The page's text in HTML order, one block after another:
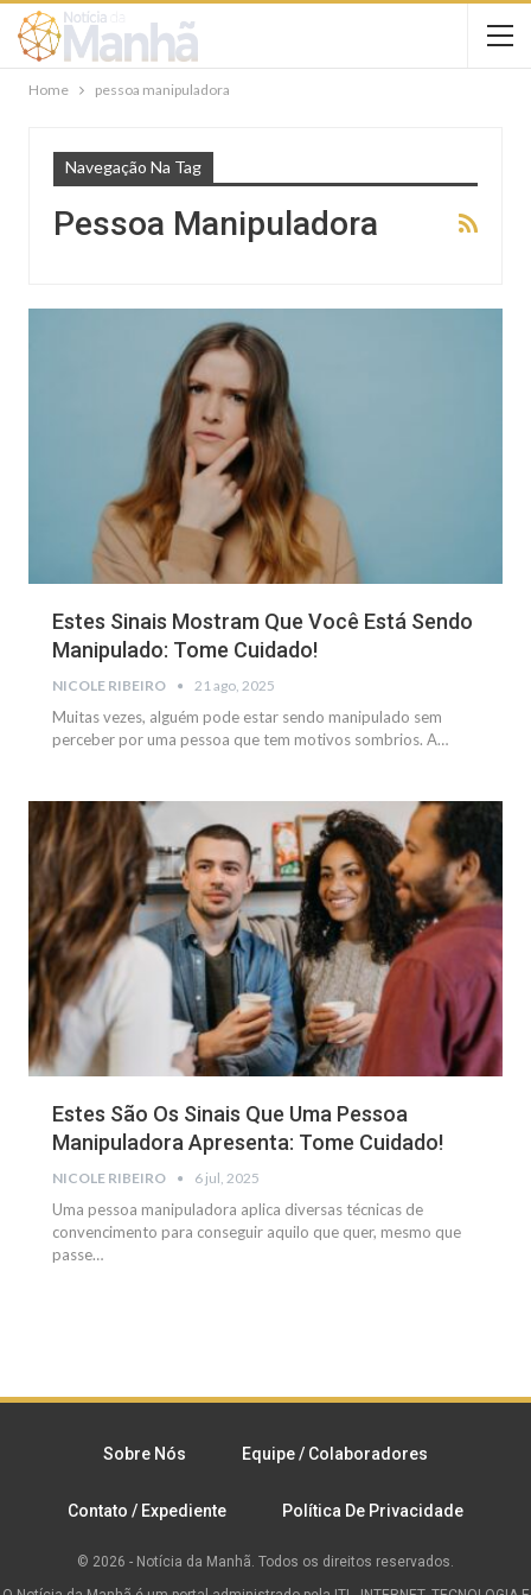
Home pessoa manipuladora
Navegação Na Tag
Pessoa Manipuladora
Estes Sinais Mostram Que Você Está Sendo
Manipulado: Tome Cuidado!
NICOLE RIBEIRO 21 ago, 2025
Muitas vezes, alguém pode estar sendo manipulado sem
perceber por uma pessoa que tem motivos sombrios. A…
GERAL
Estes São Os Sinais Que Uma Pessoa
Manipuladora Apresenta: Tome Cuidado!
NICOLE RIBEIRO 6 jul, 2025
Uma pessoa manipuladora aplica diversas técnicas de
convencimento para conseguir aquilo que quer, mesmo que
passe…
Sobre Nós Equipe / Colaboradores
Contato / Expediente Política De Privacidade
© 2026 - Notícia da Manhã. Todos os direitos reservados.